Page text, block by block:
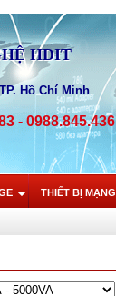
HDIT
Hồ Chí Minh
- 0988.845.436
THIẾT BỊ MẠNG